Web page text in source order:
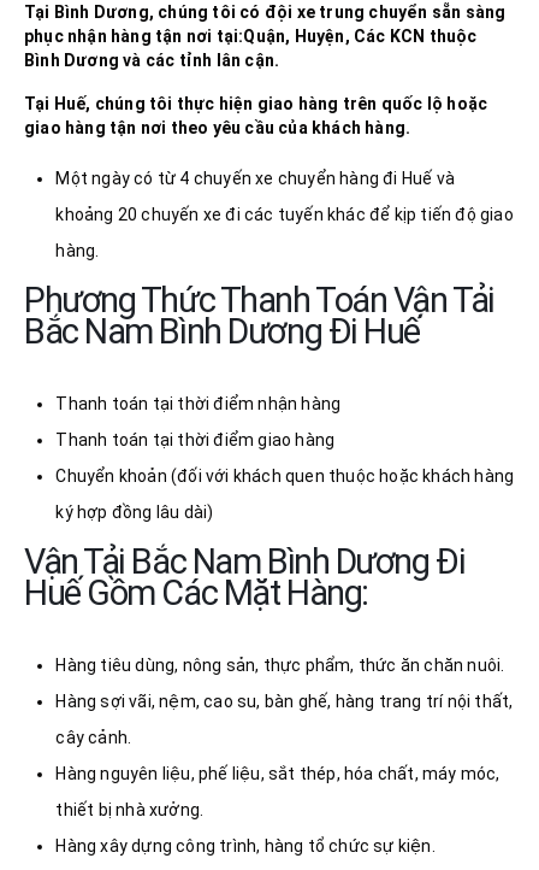
Tại Bình Dương, chúng tôi có đội xe trung chuyển sẵn sàng
phục nhận hàng tận nơi tại:Quận, Huyện, Các KCN thuộc
Bình Dương và các tỉnh lân cận.
Tại Huế, chúng tôi thực hiện giao hàng trên quốc lộ hoặc
giao hàng tận nơi theo yêu cầu của khách hàng.
Một ngày có từ 4 chuyến xe chuyển hàng đi Huế và
khoảng 20 chuyến xe đi các tuyến khác để kịp tiến độ giao
hàng.
Phương Thức Thanh Toán Vận Tải
Bắc Nam Bình Dương Đi Huế
Thanh toán tại thời điểm nhận hàng
Thanh toán tại thời điểm giao hàng
Chuyển khoản (đối với khách quen thuộc hoặc khách hàng
ký hợp đồng lâu dài)
Vận Tải Bắc Nam Bình Dương Đi
Huế Gồm Các Mặt Hàng:
Hàng tiêu dùng, nông sản, thực phẩm, thức ăn chăn nuôi.
Hàng sợi vãi, nệm, cao su, bàn ghế, hàng trang trí nội thất,
cây cảnh.
Hàng nguyên liệu, phế liệu, sắt thép, hóa chất, máy móc,
thiết bị nhà xưởng.
Hàng xây dựng công trình, hàng tổ chức sự kiện.